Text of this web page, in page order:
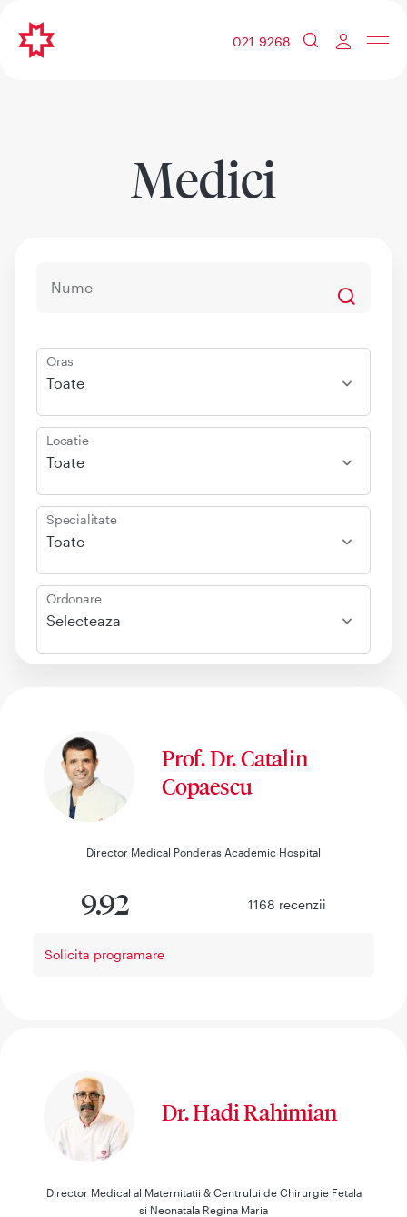
021 9268
Medici
Oras
Toate
Locatie
Toate
Specialitate
Toate
Ordonare
Selecteaza
Prof. Dr. Catalin
Copaescu
Director Medical Ponderas Academic Hospital
9.92 1168 recenzii
Solicita programare
Dr. Hadi Rahimian
Director Medical al Maternitatii & Centrului de Chirurgie Fetala
si Neonatala Regina Maria